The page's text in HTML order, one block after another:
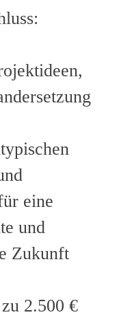
eine
und
Zukunft
2.500 €